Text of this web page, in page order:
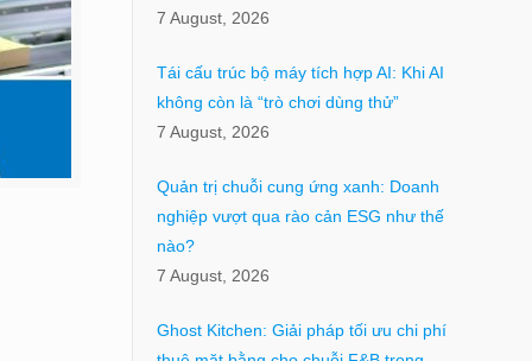
7 August, 2026
Tái cấu trúc bộ máy tích hợp AI: Khi AI
không còn là “trò chơi dùng thử”
7 August, 2026
Quản trị chuỗi cung ứng xanh: Doanh
nghiệp vượt qua rào cản ESG như thế
nào?
7 August, 2026
Ghost Kitchen: Giải pháp tối ưu chi phí